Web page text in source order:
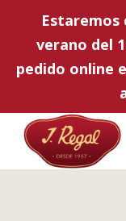
Estaremos
verano del
pedido online